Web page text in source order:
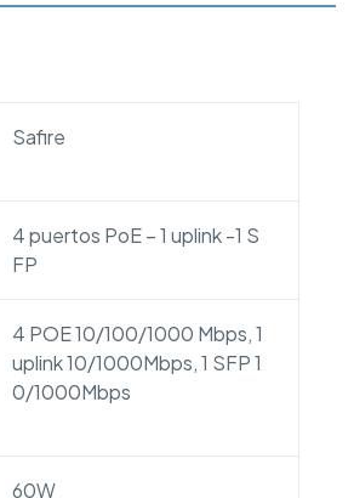
Safire
4 puertos PoE – 1 uplink -1 S
FP
4 POE 10/100/1000 Mbps, 1
uplink 10/1000Mbps, 1 SFP 1
0/1000Mbps
60W